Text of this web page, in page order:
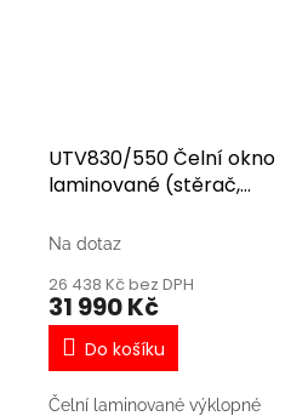
UTV830/550 Čelní okno
laminované (stěrač,
Na dotaz
26 438 Kč bez DPH
31 990 Kč
Do košíku
Čelní laminované výklopné